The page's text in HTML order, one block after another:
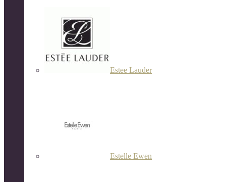
Estee Lauder
Estelle Ewen